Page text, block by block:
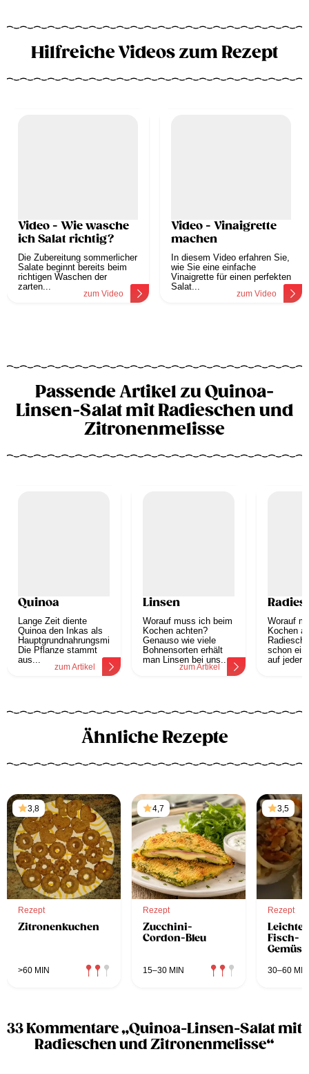
Hilfreiche Videos zum Rezept
Video - Wie wasche
ich Salat richtig?
Die Zubereitung sommerlicher
Salate beginnt bereits beim
richtigen Waschen der
zarten...
zum Video
Video - Vinaigrette
machen
In diesem Video erfahren Sie,
wie Sie eine einfache
Vinaigrette für einen perfekten
Salat...
zum Video
Passende Artikel zu Quinoa-
Linsen-Salat mit Radieschen und
Zitronenmelisse
Quinoa
Lange Zeit diente
Quinoa den Inkas als
Hauptgrundnahrungsmittel.
Die Pflanze stammt
aus...
zum Artikel
Linsen
Worauf muss ich beim
Kochen achten?
Genauso wie viele
Bohnensorten erhält
man Linsen bei uns...
zum Artikel
Worauf
Kochen
schon
auf jeder
Ähnliche Rezepte
3,8
Rezept
Zitronenkuchen
>60 MIN
4,7
Rezept
Zucchini-
Cordon-Bleu
15–30 MIN
3,5
Rezept
Leichte
Fisch-
30–60 MIN
33 Kommentare „Quinoa-Linsen-Salat mit
Radieschen und Zitronenmelisse“